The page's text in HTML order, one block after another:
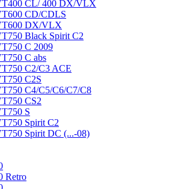
CL/ 400 DX/VLX
CD/CDLS
DX/VLX
Black Spirit C2
C 2009
C abs
C2/C3 ACE
C2S
C4/C5/C6/C7/C8
CS2
S
Spirit C2
Spirit DC (...-08)
Retro